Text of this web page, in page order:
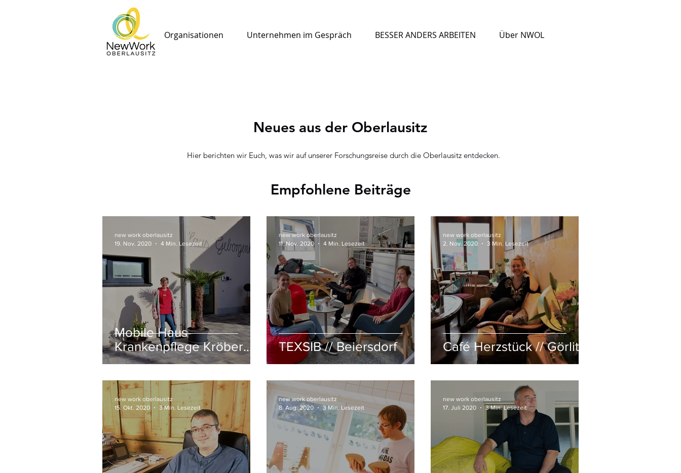
Organisationen Unternehmen im Gespräch BESSER ANDERS ARBEITEN Über NWOL
Neues aus der Oberlausitz
Hier berichten wir Euch, was wir auf unserer Forschungsreise durch die Oberlausitz entdecken.
Empfohlene Beiträge
Mobile Haus-
Krankenpflege Kröber
GmbH // Hainewalde
new work oberlausitz
19. Nov. 2020
4 Min. Lesezeit
TEXSIB // Beiersdorf
new work oberlausitz
11. Nov. 2020
4 Min. Lesezeit
Café Herzstück // Görlitz
new work oberlausitz
2. Nov. 2020
3 Min. Lesezeit
new work oberlausitz
15. Okt. 2020
3 Min. Lesezeit
new work oberlausitz
8. Aug. 2020
3 Min. Lesezeit
new work oberlausitz
17. Juli 2020
3 Min. Lesezeit